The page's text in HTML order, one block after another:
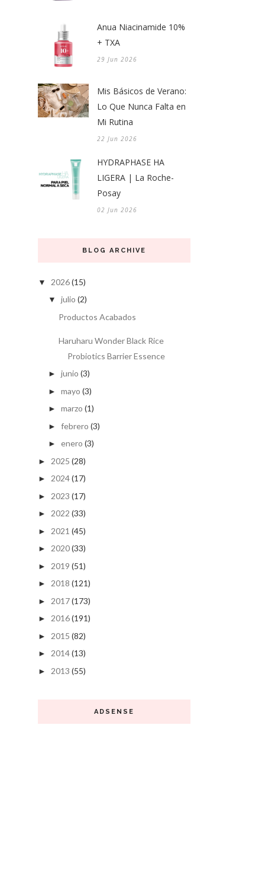
Anua Niacinamide 10%
+ TXA
29 Jun 2026
Mis Básicos de Verano:
Lo Que Nunca Falta en
Mi Rutina
22 Jun 2026
HYDRAPHASE HA
LIGERA | La Roche-
Posay
02 Jun 2026
BLOG ARCHIVE
▼ 2026(15)
▼ julio (2)
Productos Acabados
Haruharu Wonder Black Rice
Probiotics Barrier Essence
► junio (3)
► mayo (3)
► marzo (1)
► febrero (3)
► enero (3)
► 2025 (28)
► 2024(17)
► 2023 (17)
► 2022 (33)
► 2021 (45)
► 2020(33)
► 2019 (51)
► 2018 (121)
► 2017(173)
► 2016(191)
► 2015 (82)
► 2014(13)
► 2013 (55)
ADSENSE